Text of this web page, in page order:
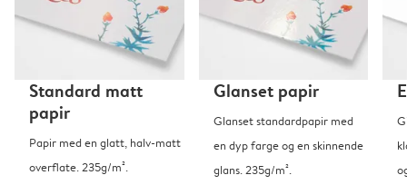
Standard matt
papir
Papir med en glatt, halv-matt
overflate. 235g/m².
Glanset papir
Glanset standardpapir med
en dyp farge og en skinnende
glans. 235g/m².